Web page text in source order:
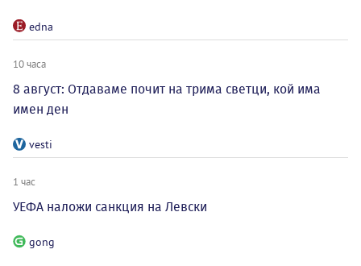
edna
10 часа
8 август: Отдаваме почит на трима светци, кой има
имен ден
vesti
1 час
УЕФА наложи санкция на Левски
gong